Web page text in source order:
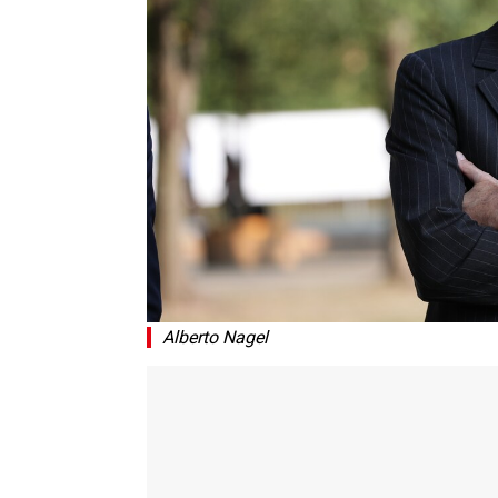
Alberto Nagel